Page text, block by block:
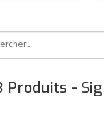
Produits -